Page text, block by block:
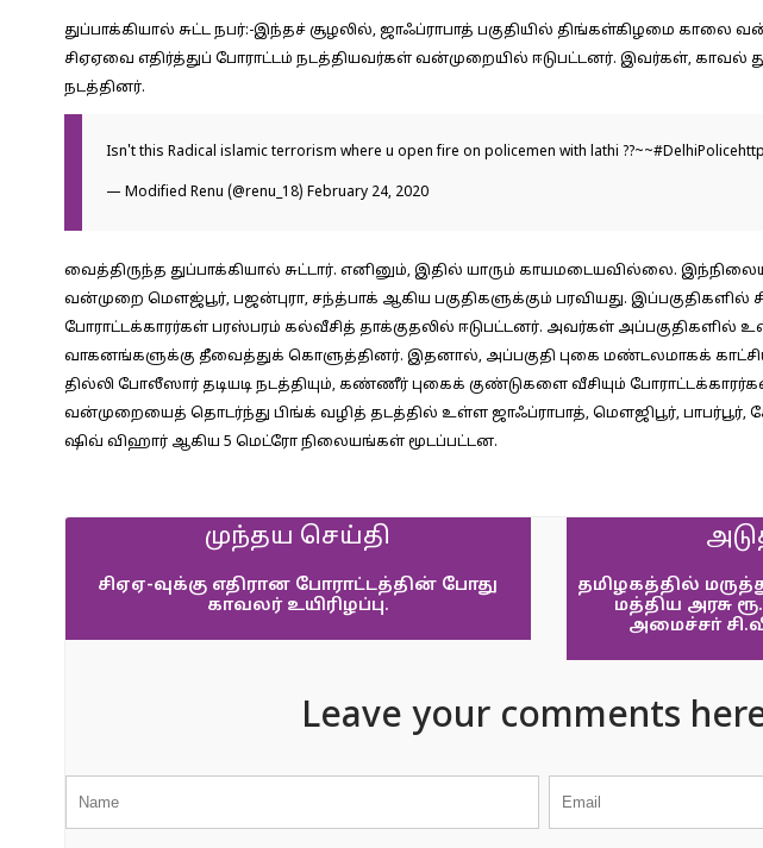
துப்பாக்கியால் சுட்ட நபர்:-இந்தச் சூழலில், ஜாஃப்ராபாத் பகுதியில் திங்கள்கிழமை காலை
சிஏஏவை எதிர்த்துப் போராட்டம் நடத்தியவர்கள் வன்முறையில் ஈடுபட்டனர். இவர்கள், காவல்
நடத்தினர்.
Isn't this Radical islamic terrorism where u open fire on policemen with lathi ??~~#DelhiPolice
— Modified Renu (@renu_18) February 24, 2020
வைத்திருந்த துப்பாக்கியால் சுட்டார். எனினும், இதில் யாரும் காயமடையவில்லை.
வன்முறை மௌஜ்பூர், பஜன்புரா, சந்த்பாக் ஆகிய பகுதிகளுக்கும் பரவியது. இப்பகுதிகளில்
போராட்டக்காரர்கள் பரஸ்பரம் கல்வீசித் தாக்குதலில் ஈடுபட்டனர். அவர்கள் அப்பகுதிகளில்
வாகனங்களுக்கு தீவைத்துக் கொளுத்தினர். இதனால், அப்பகுதி புகை மண்டலமாகக்
தில்லி போலீஸார் தடியடி நடத்தியும், கண்ணீர் புகைக் குண்டுகளை வீசியும்
வன்முறையைத் தொடர்ந்து பிங்க் வழித் தடத்தில் உள்ள ஜாஃப்ராபாத், மௌஜிபூர், பாபர்பூர்,
ஷிவ் விஹார் ஆகிய 5 மெட்ரோ நிலையங்கள் மூடப்பட்டன.
முந்தய செய்தி
சிஏஏ-வுக்கு எதிரான போராட்டத்தின் போது
காவலர் உயிரிழப்பு.
தமிழகத்தில்
மத்திய அரசு
அமைச்சா்
Leave your comments